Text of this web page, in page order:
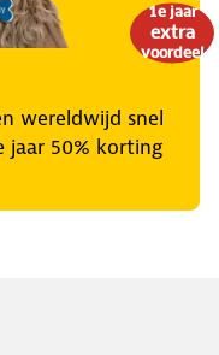
1e jaar
extra
voordeel
wereldwijd snel
jaar 50% korting